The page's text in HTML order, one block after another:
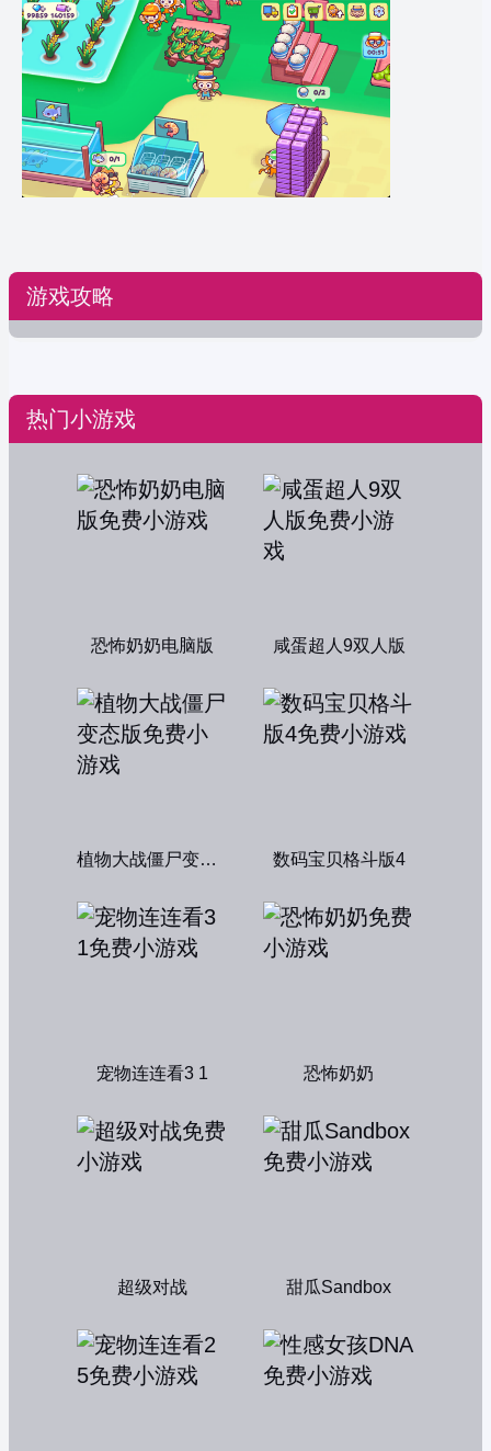
游戏攻略
热门小游戏
恐怖奶奶电脑版 咸蛋超人9双人版
植物大战僵尸变态版 数码宝贝格斗版4
宠物连连看3 1 恐怖奶奶
超级对战 甜瓜Sandbox